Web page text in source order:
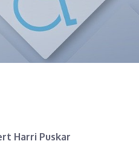
Harri Puskar